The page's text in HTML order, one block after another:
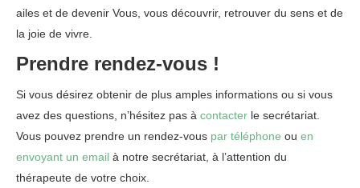
ailes et de devenir Vous, vous découvrir, retrouver du sens et de
la joie de vivre.
Prendre rendez-vous !
Si vous désirez obtenir de plus amples informations ou si vous
avez des questions, n’hésitez pas à contacter le secrétariat.
Vous pouvez prendre un rendez-vous par téléphone ou en
envoyant un email à notre secrétariat, à l’attention du
thérapeute de votre choix.